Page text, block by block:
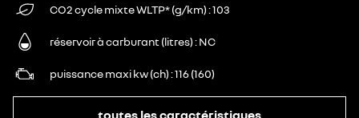
CO2 cycle mixte WLTP* (g/km) 103
réservoir à carburant (litres) NC
puissance maxi kw (ch) 116 (160)
toutes les caractéristiques